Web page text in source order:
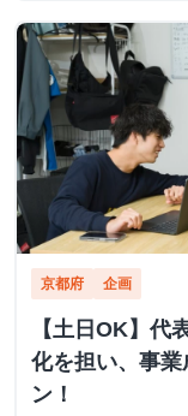
京都府 企画
【土日OK】代
化を担い、事
ン！